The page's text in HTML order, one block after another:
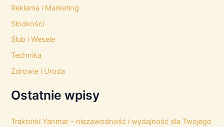
Reklama i Marketing
Słodkości
Ślub i Wesele
Technika
Zdrowie i Uroda
Ostatnie wpisy
Traktorki Yanmar – niezawodność i wydajność dla Twojego